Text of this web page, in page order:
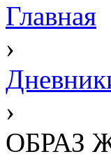
Главная
›
›
ОБРАЗ